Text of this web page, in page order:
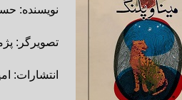
نویسنده:
تصویرگر:
انتشارات: